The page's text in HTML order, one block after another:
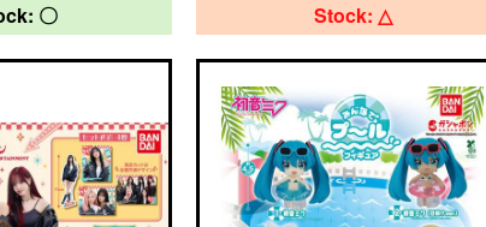
〇 Stock: △